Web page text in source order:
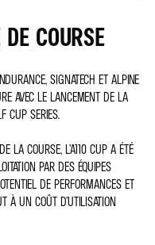
COURSE
SIGNATECH ET ALPINE
AVEC LE LANCEMENT DE LA
CUP SERIES.
LA COURSE, L’A110 CUP A ÉTÉ
PAR DES ÉQUIPES
DE PERFORMANCES ET
À UN COÛT D’UTILISATION